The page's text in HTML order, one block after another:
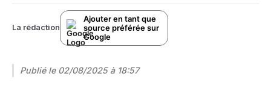
La rédaction
Ajouter en tant que
source préférée sur
Google
Publié le 02/08/2025 à 18:57